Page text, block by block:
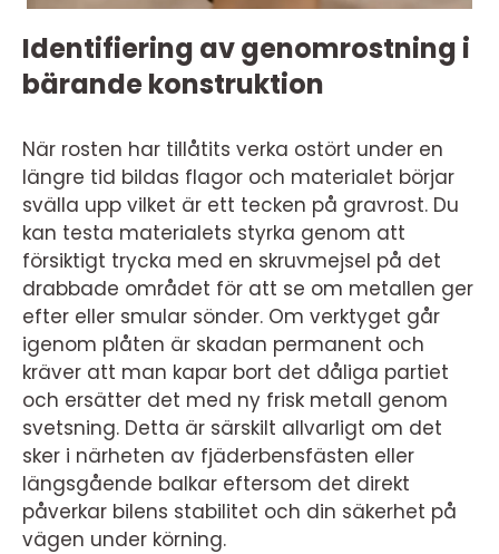
Identifiering av genomrostning i
bärande konstruktion
När rosten har tillåtits verka ostört under en
längre tid bildas flagor och materialet börjar
svälla upp vilket är ett tecken på gravrost. Du
kan testa materialets styrka genom att
försiktigt trycka med en skruvmejsel på det
drabbade området för att se om metallen ger
efter eller smular sönder. Om verktyget går
igenom plåten är skadan permanent och
kräver att man kapar bort det dåliga partiet
och ersätter det med ny frisk metall genom
svetsning. Detta är särskilt allvarligt om det
sker i närheten av fjäderbensfästen eller
längsgående balkar eftersom det direkt
påverkar bilens stabilitet och din säkerhet på
vägen under körning.